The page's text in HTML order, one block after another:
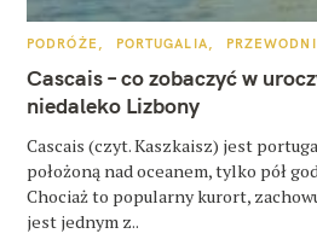
K
T
E
G
O
I
PODRÓŻE PORTUGALIA
Cascais – co zobaczyć w
niedaleko Lizbony
Cascais (czyt. Kaszkaisz) jest
położoną nad oceanem, tylko pół
Chociaż to popularny kurort,
jest jednym z..
k
a
j
: